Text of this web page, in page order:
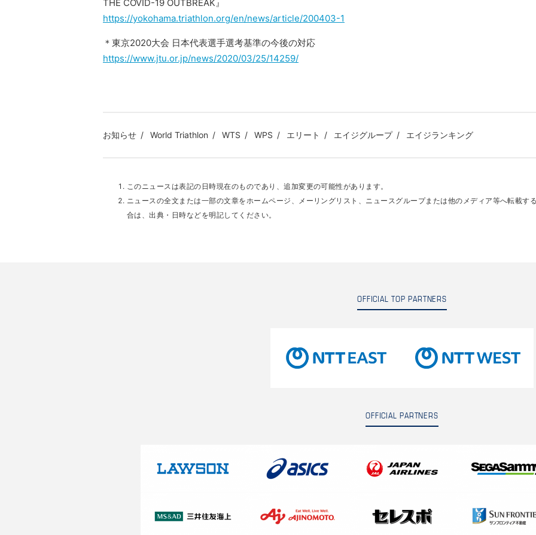
THE COVID-19 OUTBREAK』
https://yokohama.triathlon.org/en/news/article/200403-1
＊東京2020大会 日本代表選手選考基準の今後の対応
https://www.jtu.or.jp/news/2020/03/25/14259/
お知らせ World Triathlon WTS WPS エリート エイジグループ エイジランキング
このニュースは表記の日時現在のものであり、追加変更の可能性があります。
ニュースの全文または一部の文章をホームページ、メーリングリスト、ニュースグループまたは他のメディア等へ転載す
合は、出典・日時などを明記してください。
OFFICIAL TOP PARTNERS
OFFICIAL PARTNERS